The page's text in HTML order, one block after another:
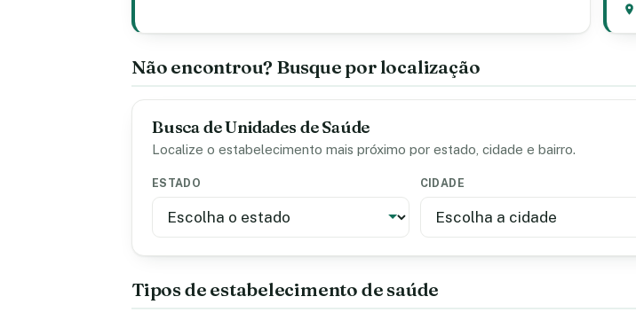
Não encontrou? Busque por localização
Busca de Unidades de Saúde
Localize o estabelecimento mais próximo por estado, cidade e bairro.
ESTADO CIDADE
Tipos de estabelecimento de saúde